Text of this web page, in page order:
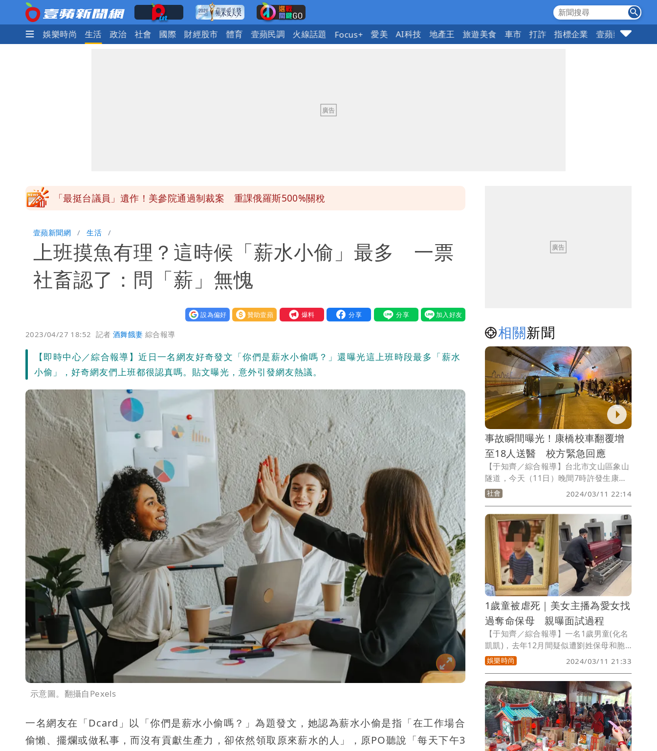
熱門 娛樂時尚 生活 政治 社會 國際 財經股市 體育 壹蘋民調 火線話題 Focus+ 愛美 AI科技 地產王 旅遊美食 車市 打詐 指標企業 壹蘋頭家
「最挺台議員」遺作！美參院通過制裁案 重課俄羅斯500%關稅
壹蘋新聞網 生活
上班摸魚有理？這時候「薪水小偷」最多 一票
社畜認了：問「薪」無愧
設為偏好 贊助壹蘋 我要爆料
2023/04/27 18:52 記者酒舞餓妻 綜合報導
【即時中心／綜合報導】近日一名網友好奇發文「你們是薪水小偷嗎？」還曝光這上班時段最多「薪水
小偷」，好奇網友們上班都很認真嗎。貼文曝光，意外引發網友熱議。
示意圖。翻攝自Pexels
一名網友在「Dcard」以「你們是薪水小偷嗎？」為題發文，她認為薪水小偷是指「在工作場合
偷懶、擺爛或做私事，而沒有貢獻生產力，卻依然領取原來薪水的人」，原PO聽說「每天下午3
相關新聞
事故瞬間曝光！康橋校車翻覆增
至18人送醫 校方緊急回應
【于知齊／綜合報導】台北市文山區象山
隧道，今天（11日）晚間7時許發生康橋
中學校車翻覆事故，車上共有26名學生以
及駕駛，一度受困，所幸即時逃出，截至
晚間21:30增至18人受傷送醫，校車在隧
道內翻車畫面也曝光了。
社會 2024/03/11 22:14
1歲童被虐死｜美女主播為愛女找
過奪命保母 親曝面試過程
【于知齊／綜合報導】一名1歲男童(化名
凱凱)，去年12月間疑似遭劉姓保母和胞
妹凌虐身亡，頭部、臉和四肢等處有明顯
瘀傷。男童家屬親友憤而曝光保母惡行，
控對方把凱凱生殖器燒黑，還拔光手指
甲、餵吃廚餘，甚至將凱凱受虐反應當笑
話分享，引發社會譁然。對此，媒體人朱
凱翔與主播吳宇舒替愛女找保母，就曾找
上劉女，如今回想起來幸好未將愛女托給
劉女照顧，朱凱翔直呼「毛骨悚然」。
娛樂時尚 2024/03/11 21:33